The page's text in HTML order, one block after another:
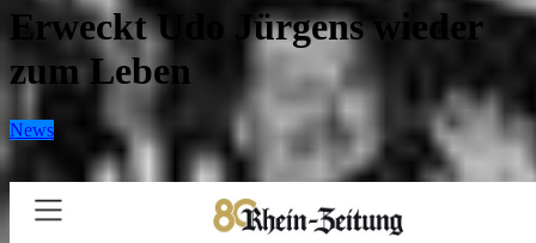
Erweckt Udo Jürgens wieder
zum Leben
News